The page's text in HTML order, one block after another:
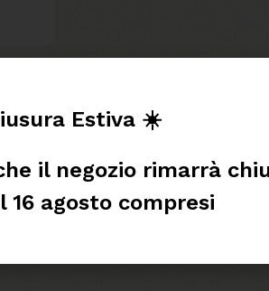
Estiva ☀️
il negozio rimarrà
16 agosto compresi